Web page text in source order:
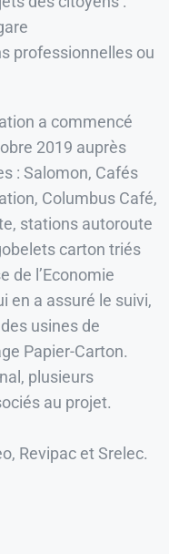
professionnelles ou
a commencé
2019 auprès
: Salomon, Cafés
Columbus Café,
stations autoroute
carton triés
de l’Economie
en a assuré le suivi,
usines de
Papier-Carton.
plusieurs
au projet.
Revipac et Srelec.